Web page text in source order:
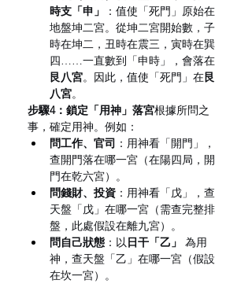
時支「申」
：值使「死門」原始在
地盤坤二宮。從坤二宮開始數，子
時在坤二，丑時在震三，寅時在巽
四……一直數到「申時」，會落在
艮八宮。因此，值使「死門」在艮
八宮。
步驟4：鎖定「用神」落宮根據所問之
事，確定用神。例如：
問工作、官司 ：用神看「開門」，
查開門落在哪一宮（在陽四局，開
門在乾六宮）。
問錢財、投資 ：用神看「戊」，查
天盤「戊」在哪一宮（需查完整排
盤，此處假設在離九宮）。
問自己狀態 ：以日干「乙」
為用
神，查天盤「乙」在哪一宮（假設
在坎一宮）。